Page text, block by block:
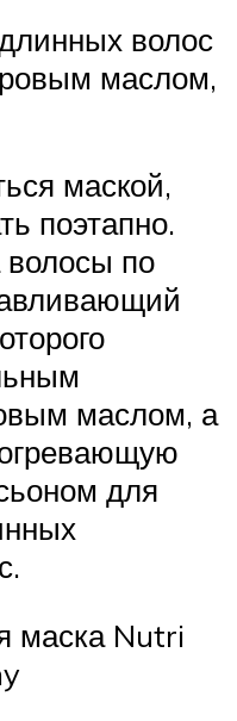
волос
маслом,
маской,
поэтапно.
волосы по
маслом, а
для
маска Nutri